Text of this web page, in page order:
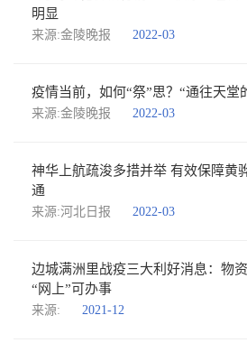
明显
来源:金陵晚报 2022-03
疫情当前，如何“祭”思？“通往天堂
来源:金陵晚报 2022-03
神华上航疏浚多措并举 有效保障黄
通
来源:河北日报 2022-03
边城满洲里战疫三大利好消息：物
“网上”可办事
来源: 2021-12